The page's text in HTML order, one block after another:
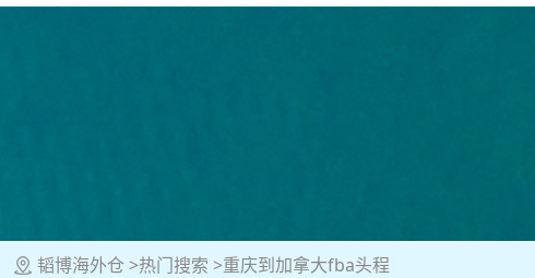
韬博海外仓 热门搜索 重庆到加拿大fba头程